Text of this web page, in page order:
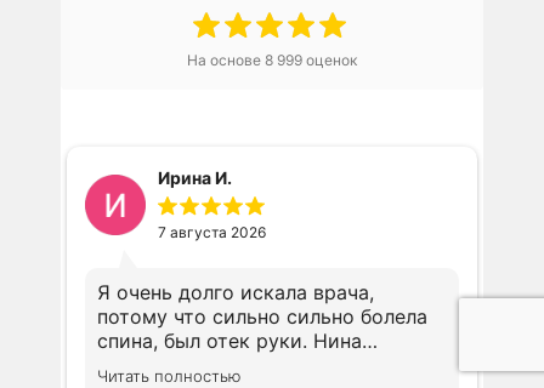
На основе 8 999 оценок
Ирина И.
7 августа 2026
Я очень долго искала врача,
потому что сильно сильно болела
спина, был отек руки. Нина
Николаевна Вознесенская
Читать полностью